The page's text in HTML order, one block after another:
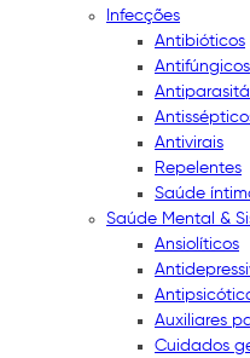
Infecções
Antibióticos
Antifúngicos
Antivirais
Repelentes
Saúde
Saúde Mental &
Ansiolíticos
Auxiliares
Cuidados